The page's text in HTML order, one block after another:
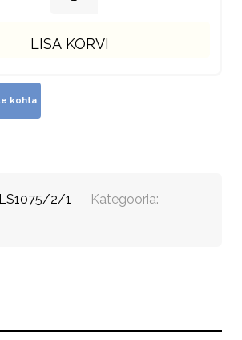
LISA KORVI
LS1075/2/1
Kategooria: